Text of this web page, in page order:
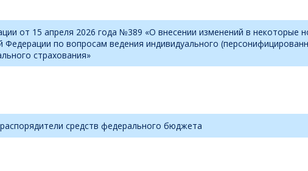
от 15 апреля 2026 года №389 «О внесении изменений в некоторые
по вопросам ведения индивидуального
страхования»
средств федерального бюджета